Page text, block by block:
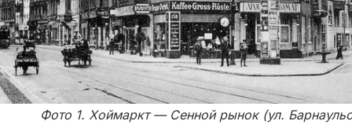
Фото 1. Хоймаркт — Сенной рынок (ул.